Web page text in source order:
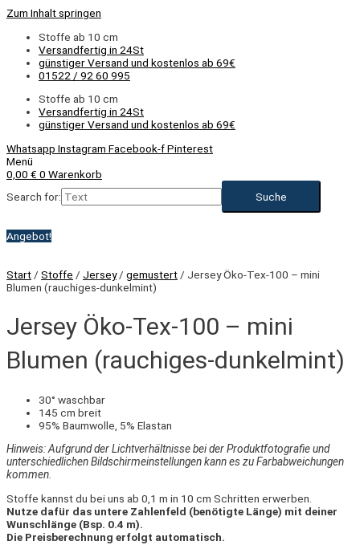
Zum Inhalt springen
Stoffe ab 10 cm
Versandfertig in 24St
günstiger Versand und kostenlos ab 69€
01522 / 92 60 995
Stoffe ab 10 cm
Versandfertig in 24St
günstiger Versand und kostenlos ab 69€
Whatsapp Instagram Facebook-fPinterest
Menü
0,00 € 0 Warenkorb
Search for:
Angebot!
Start / Stoffe / Jersey/ gemustert / Jersey Öko-Tex-100 – mini
Blumen (rauchiges-dunkelmint)
Jersey Öko-Tex-100 – mini
Blumen (rauchiges-dunkelmint)
30° waschbar
145 cm breit
95% Baumwolle, 5% Elastan
Hinweis: Aufgrund der Lichtverhältnisse bei der Produktfotografie und
unterschiedlichen Bildschirmeinstellungen kann es zu Farbabweichungen
kommen.
Stoffe kannst du bei uns ab 0,1 m in 10 cm Schritten erwerben.
Nutze dafür das untere Zahlenfeld (benötigte Länge) mit deiner
Wunschlänge (Bsp. 0.4 m).
Die Preisberechnung erfolgt automatisch.